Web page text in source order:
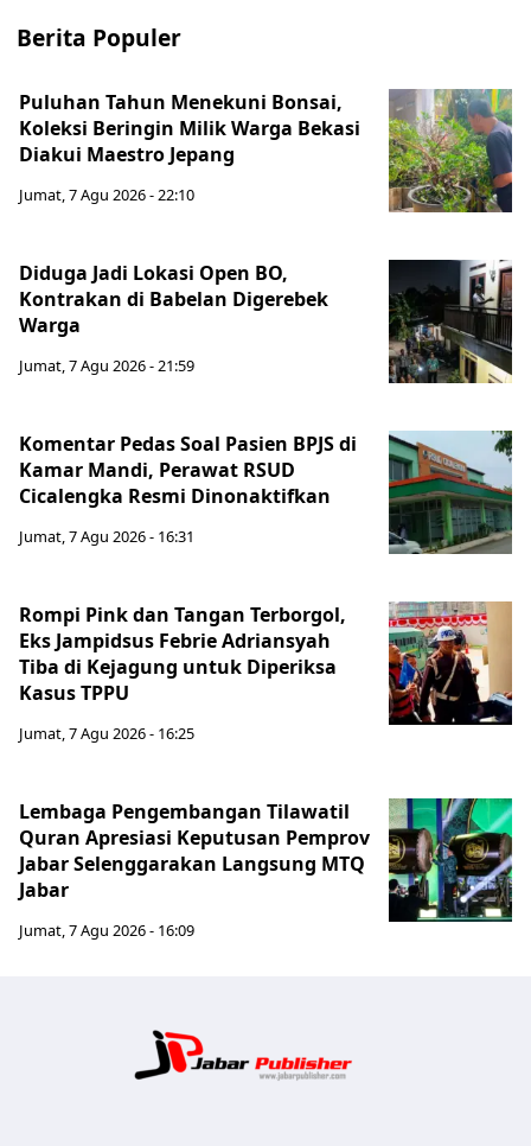
Berita Populer
Puluhan Tahun Menekuni Bonsai,
Koleksi Beringin Milik Warga Bekasi
Diakui Maestro Jepang
Jumat, 7 Agu 2026 - 22:10
Diduga Jadi Lokasi Open BO,
Kontrakan di Babelan Digerebek
Warga
Jumat, 7 Agu 2026 - 21:59
Komentar Pedas Soal Pasien BPJS di
Kamar Mandi, Perawat RSUD
Cicalengka Resmi Dinonaktifkan
Jumat, 7 Agu 2026 - 16:31
Rompi Pink dan Tangan Terborgol,
Eks Jampidsus Febrie Adriansyah
Tiba di Kejagung untuk Diperiksa
Kasus TPPU
Jumat, 7 Agu 2026 - 16:25
Lembaga Pengembangan Tilawatil
Quran Apresiasi Keputusan Pemprov
Jabar Selenggarakan Langsung MTQ
Jabar
Jumat, 7 Agu 2026 - 16:09